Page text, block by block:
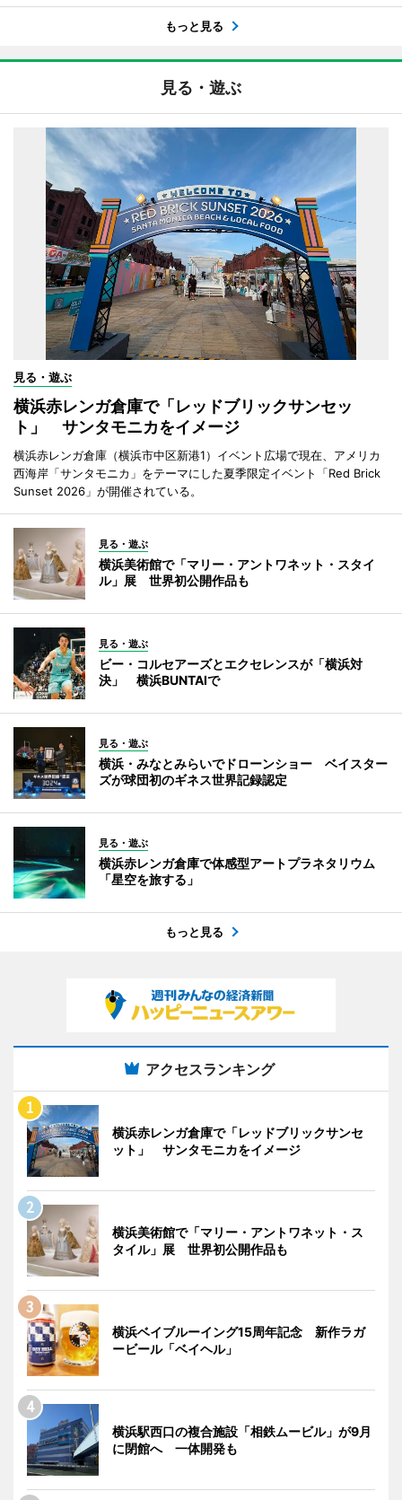
もっと見る
見る・遊ぶ
見る・遊ぶ
横浜赤レンガ倉庫で「レッドブリックサンセッ
ト」 サンタモニカをイメージ
横浜赤レンガ倉庫（横浜市中区新港1）イベント広場で現在、アメリカ
西海岸「サンタモニカ」をテーマにした夏季限定イベント「Red Brick
Sunset 2026」が開催されている。
見る・遊ぶ
横浜美術館で「マリー・アントワネット・スタイ
ル」展 世界初公開作品も
見る・遊ぶ
ビー・コルセアーズとエクセレンスが「横浜対
決」 横浜BUNTAIで
見る・遊ぶ
横浜・みなとみらいでドローンショー ベイスター
ズが球団初のギネス世界記録認定
見る・遊ぶ
横浜赤レンガ倉庫で体感型アートプラネタリウム
「星空を旅する」
もっと見る
アクセスランキング
横浜赤レンガ倉庫で「レッドブリックサンセ
ット」 サンタモニカをイメージ
横浜美術館で「マリー・アントワネット・ス
タイル」展 世界初公開作品も
横浜ベイブルーイング15周年記念 新作ラガ
ービール「ベイヘル」
横浜駅西口の複合施設「相鉄ムービル」が9月
に閉館へ 一体開発も